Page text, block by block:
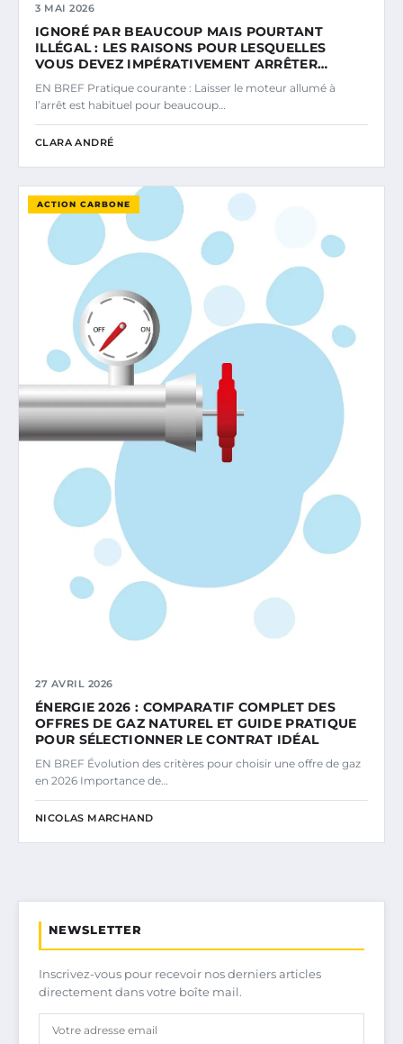
3 MAI 2026
IGNORÉ PAR BEAUCOUP MAIS POURTANT
ILLÉGAL : LES RAISONS POUR LESQUELLES
VOUS DEVEZ IMPÉRATIVEMENT ARRÊTER…
EN BREF Pratique courante : Laisser le moteur allumé à
l’arrêt est habituel pour beaucoup…
CLARA ANDRÉ
ACTION CARBONE
27 AVRIL 2026
ÉNERGIE 2026 : COMPARATIF COMPLET DES
OFFRES DE GAZ NATUREL ET GUIDE PRATIQUE
POUR SÉLECTIONNER LE CONTRAT IDÉAL
EN BREF Évolution des critères pour choisir une offre de gaz
en 2026 Importance de…
NICOLAS MARCHAND
NEWSLETTER
Inscrivez-vous pour recevoir nos derniers articles
directement dans votre boîte mail.